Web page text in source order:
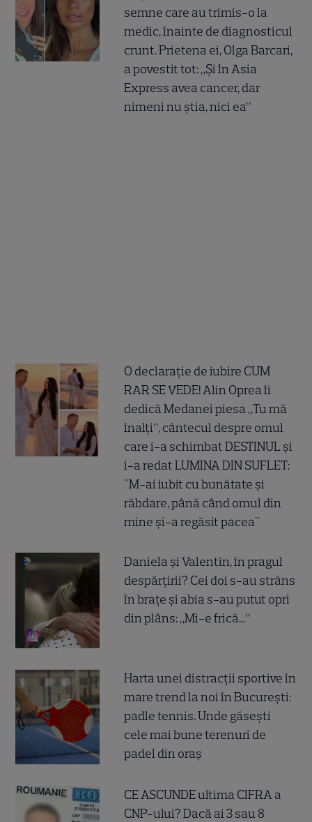
semne care au trimis-o la
medic, înainte de diagnosticul
crunt. Prietena ei, Olga Barcari,
a povestit tot: „Și în Asia
Express avea cancer, dar
nimeni nu știa, nici ea”
O declarație de iubire CUM
RAR SE VEDE! Alin Oprea îi
dedică Medanei piesa „Tu mă
înalți”, cântecul despre omul
care i-a schimbat DESTINUL și
i-a redat LUMINA DIN SUFLET:
"M-ai iubit cu bunătate și
răbdare, până când omul din
mine și-a regăsit pacea"
Daniela și Valentin, în pragul
despărțirii? Cei doi s-au strâns
în brațe și abia s-au putut opri
din plâns: „Mi-e frică...”
Harta unei distracții sportive în
mare trend la noi în București:
padle tennis. Unde găsești
cele mai bune terenuri de
padel din oraș
CE ASCUNDE ultima CIFRA a
CNP-ului? Dacă ai 3 sau 8